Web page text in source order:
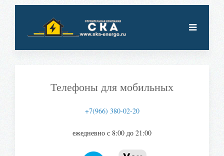
Телефоны для мобильных
+7(966) 380-02-20
ежедневно с 8:00 до 21:00